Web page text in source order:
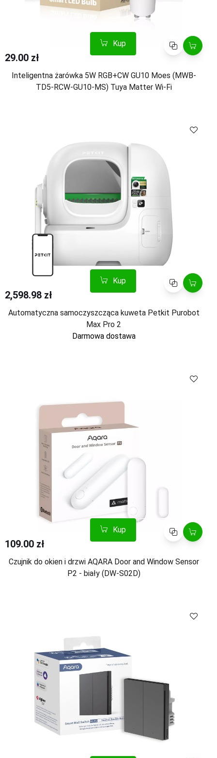
Kup Porównaj
29.00 zł
Inteligentna żarówka 5W RGB+CW GU10 Moes (MWB-
TD5-RCW-GU10-MS) Tuya Matter Wi-Fi
Kup Porównaj
2,598.98 zł
Automatyczna samoczyszcząca kuweta Petkit Purobot
Max Pro 2
Darmowa dostawa
Kup Porównaj
109.00 zł
Czujnik do okien i drzwi AQARA Door and Window Sensor
P2 - biały (DW-S02D)